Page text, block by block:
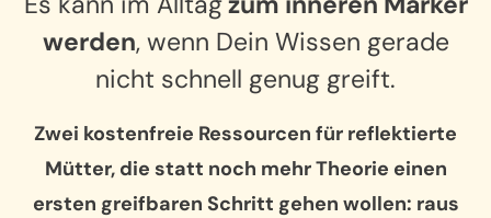
werden, wenn Dein Wissen gerade
nicht schnell genug greift.
Zwei kostenfreie Ressourcen für reflektierte
Mütter, die statt noch mehr Theorie einen
ersten greifbaren Schritt gehen wollen: raus